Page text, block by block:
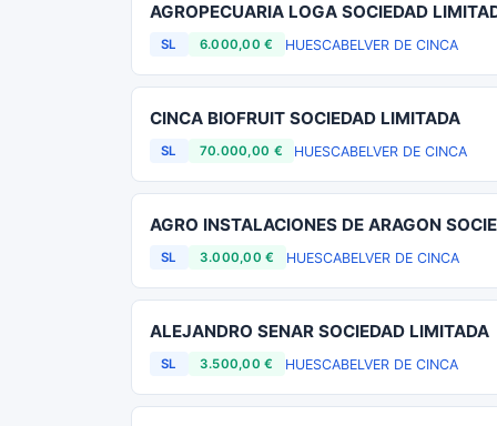
AGROPECUARIA LOGA SOCIEDAD
SL 6.000,00 € HUESCABELVER DE CINCA
CINCA BIOFRUIT SOCIEDAD LIMITADA
SL 70.000,00 € HUESCABELVER DE CINCA
AGRO INSTALACIONES DE ARAGON
SL 3.000,00 € HUESCABELVER DE CINCA
ALEJANDRO SENAR SOCIEDAD LIMITADA
SL 3.500,00 € HUESCABELVER DE CINCA